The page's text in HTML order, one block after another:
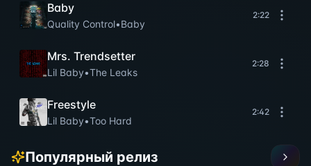
Baby
Quality Control•Baby
2:22
Mrs. Trendsetter
Lil Baby•The Leaks
2:28
Freestyle
Lil Baby•Too Hard
2:42
Популярный релиз